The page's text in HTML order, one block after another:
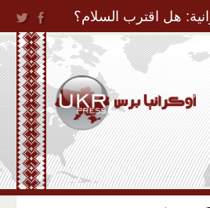
Jump to
هل اقترب السلام؟